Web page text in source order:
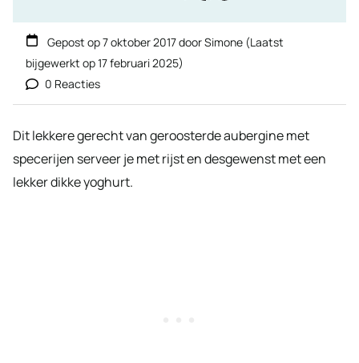
Gepost op7 oktober 2017doorSimone (Laatst
bijgewerkt op17 februari 2025)
0 Reacties
Dit lekkere gerecht van geroosterde aubergine met
specerijen serveer je met rijst en desgewenst met een
lekker dikke yoghurt.